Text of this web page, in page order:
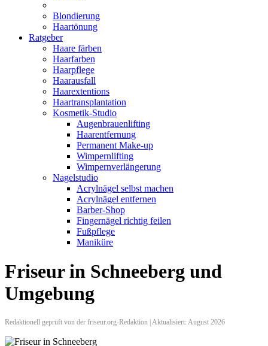
Blondierung
Haartönung
Ratgeber
Haare färben
Haarfarben
Haarpflege
Haarausfall
Haarextentions
Haartransplantation
Kosmetik-Studio
Augenbrauenlifting
Haarentfernung
Permanent Make-up
Wimpernlifting
Wimpernverlängerung
Nagelstudio
Acrylnägel selbst machen
Acrylnägel entfernen
Barber-Shop
Fingernägel richtig feilen
Fußpflege
Maniküre
Friseur in Schneeberg und
Umgebung
Redaktionell geprüft von der friseur.org-Redaktion | Aktualisiert: August 2026